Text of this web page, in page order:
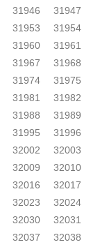
31946
31947
31953
31954
31960
31961
31967
31968
31974
31975
31981
31982
31988
31989
31995
31996
32002
32003
32009
32010
32016
32017
32023
32024
32030
32031
32037
32038